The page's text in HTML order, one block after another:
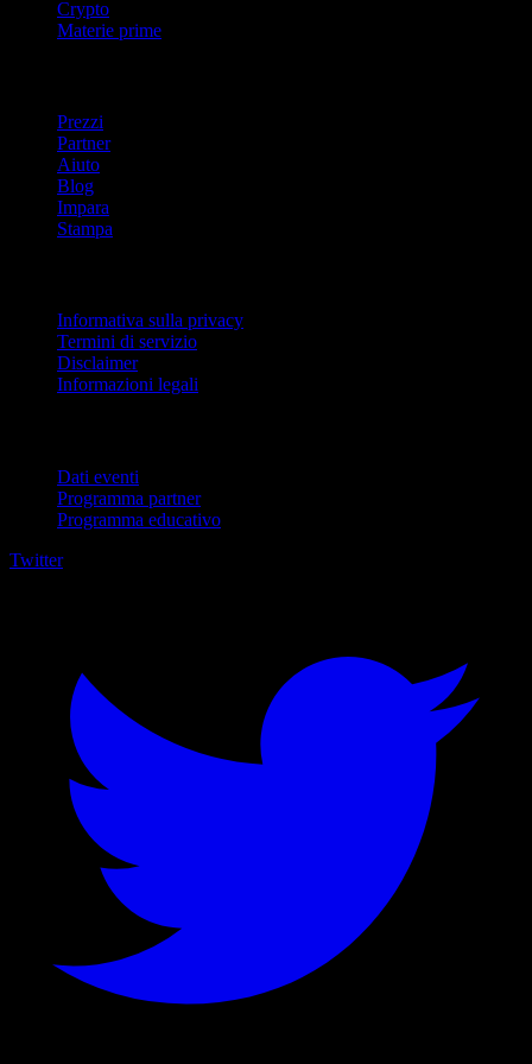
Crypto
Materie prime
Prezzi
Partner
Aiuto
Blog
Impara
Stampa
Informativa sulla privacy
Termini di servizio
Disclaimer
Informazioni legali
Dati eventi
Programma partner
Programma educativo
Twitter